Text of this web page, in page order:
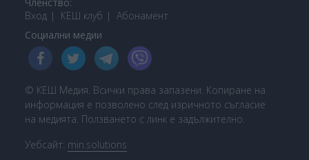
Вход
КЕШ клуб Абонамент
Социални медии
© КЕШ Медия. Всички права запазени. Копиране на
информация е позволено след изричното съгласие
на медията. Ползването с линк е задължително.
Уебсайт: min.solutions